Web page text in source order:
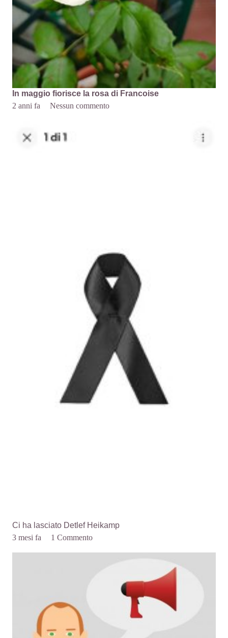
In maggio fiorisce la rosa di Francoise
2 anni fa
Nessun commento
Ci ha lasciato Detlef Heikamp
3 mesi fa
1Commento